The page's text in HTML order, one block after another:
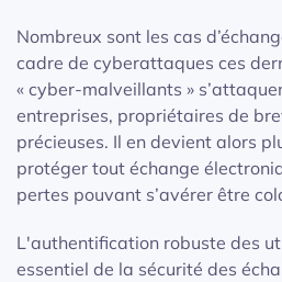
Nombreux sont les cas
cadre de cyberattaques ces
« cyber-malveillants »
entreprises, propriétaires de
précieuses. Il en devient alors
protéger tout échange
pertes pouvant s’avérer être
L'authentification robuste des
essentiel de la sécurité des